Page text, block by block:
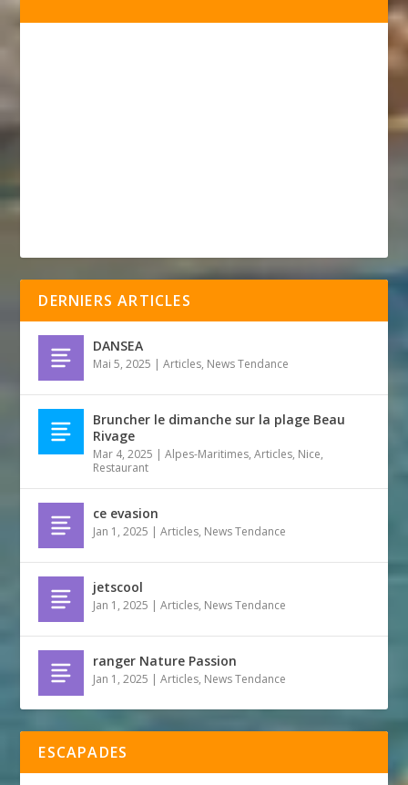
DERNIERS ARTICLES
DANSEA
Mai 5, 2025 |Articles, News Tendance
Bruncher le dimanche sur la plage Beau
Rivage
Mar 4, 2025 |Alpes-Maritimes,Articles, Nice,
Restaurant
ce evasion
Jan 1, 2025 |Articles, News Tendance
jetscool
Jan 1, 2025 |Articles, News Tendance
ranger Nature Passion
Jan 1, 2025 |Articles, News Tendance
ESCAPADES